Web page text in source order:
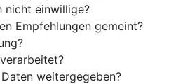
nicht einwillige?
Empfehlungen gemeint?
weitergegeben?